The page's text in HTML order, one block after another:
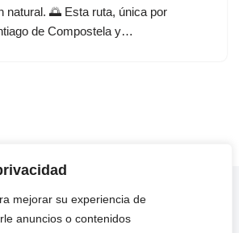
mejorar su experiencia de
anuncios o contenidos
natural. 🌅 Esta ruta, única por
de Compostela y…
QUIÉNES SOMOS
CONTACTO